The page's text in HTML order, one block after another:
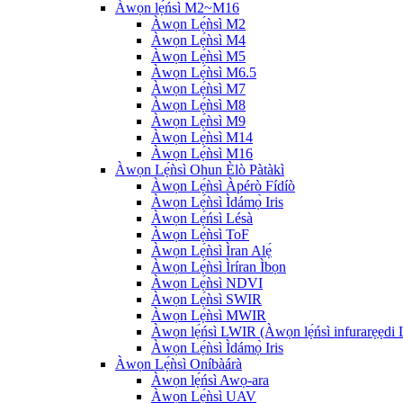
Àwọn lẹ́ńsì M2~M16
Àwọn Lẹ́ǹsì M2
Àwọn Lẹ́ǹsì M4
Àwọn Lẹ́ǹsì M5
Àwọn Lẹ́ǹsì M6.5
Àwọn Lẹ́ǹsì M7
Àwọn Lẹ́ǹsì M8
Àwọn Lẹ́ǹsì M9
Àwọn Lẹ́ǹsì M14
Àwọn Lẹ́ǹsì M16
Àwọn Lẹ́ǹsì Ohun Èlò Pàtàkì
Àwọn Lẹ́ǹsì Àpérò Fídíò
Àwọn Lẹ́ǹsì Ìdámọ̀ Iris
Àwọn Lẹ́ńsì Lésà
Àwọn Lẹ́ǹsì ToF
Àwọn Lẹ́ǹsì Ìran Alẹ́
Àwọn Lẹ́ǹsì Ìríran Ìbọn
Àwọn Lẹ́ǹsì NDVI
Àwọn Lẹ́ǹsì SWIR
Àwọn Lẹ́ǹsì MWIR
Àwọn lẹ́ńsì LWIR (Àwọn lẹ́ńsì infurarẹẹdi
Àwọn Lẹ́ǹsì Ìdámọ̀ Iris
Àwọn Lẹ́ǹsì Oníbàárà
Àwọn lẹ́ńsì Awọ-ara
Àwọn Lẹ́ǹsì UAV